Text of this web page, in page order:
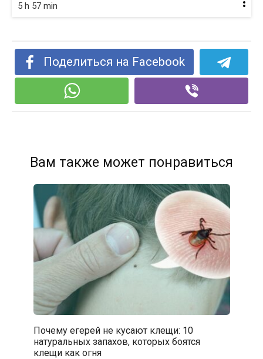
5 h 57 min
Поделиться на Facebook
Вам также может понравиться
Почему егерей не кусают клещи: 10
натуральных запахов, которых боятся
клещи как огня